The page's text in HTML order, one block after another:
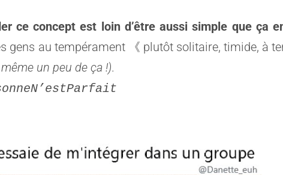
ce concept est loin d’être aussi simple que ça
gens au tempérament 《 plutôt solitaire, timide, à
un peu de ça !).